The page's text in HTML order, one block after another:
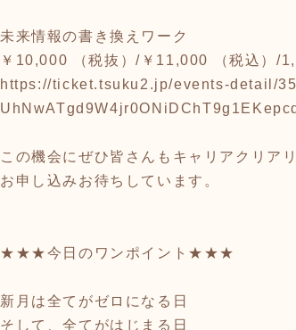
未来情報の書き換えワーク
￥10,000 （税抜）/￥11,000 （税込）/
https://ticket.tsuku2.jp/events-detail/
この機会にぜひ皆さんもキャリアクリア
お申し込みお待ちしています。
★★★今日のワンポイント★★★
新月は全てがゼロになる日
そして、全てがはじまる日